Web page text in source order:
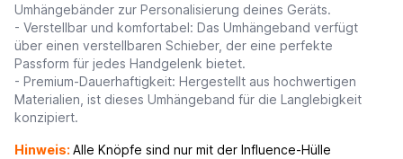
Umhängebänder zur Personalisierung deines Geräts.
- Verstellbar und komfortabel: Das Umhängeband verfügt
über einen verstellbaren Schieber, der eine perfekte
Passform für jedes Handgelenk bietet.
- Premium-Dauerhaftigkeit: Hergestellt aus hochwertigen
Materialien, ist dieses Umhängeband für die Langlebigkeit
konzipiert.
Hinweis: Alle Knöpfe sind nur mit der Influence-Hülle